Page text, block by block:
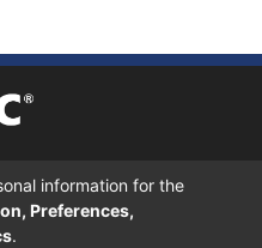
UNITEC
HONDURAS.
information for the
Preferences,
.